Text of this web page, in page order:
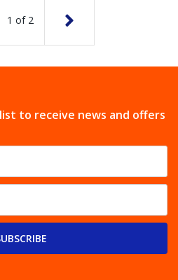
1 of 2
to receive news and offers